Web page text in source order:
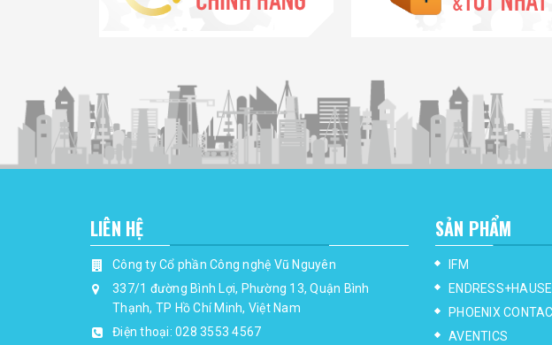
LIÊN HỆ
Công ty Cổ phần Công nghệ Vũ Nguyên
337/1 đường Bình Lợi, Phường 13, Quận Bình
Thạnh, TP Hồ Chí Minh, Việt Nam
Điện thoại: 028 3553 4567
SẢN PHẨM
IFM
PHOENIX
AVENTICS